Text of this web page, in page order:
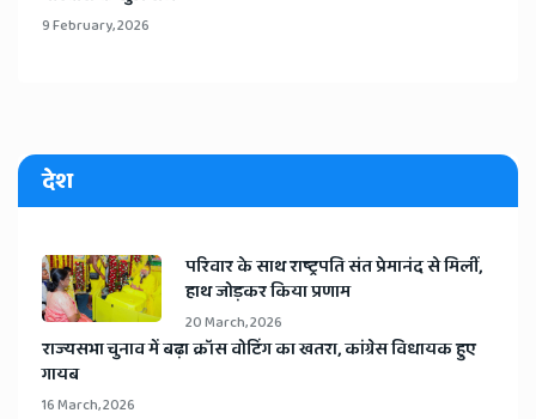
9 February, 2026
देश
​परिवार के साथ राष्ट्रपति संत प्रेमानंद से मिलीं,
हाथ जोड़कर किया प्रणाम
20 March, 2026
​राज्यसभा चुनाव में बढ़ा क्रॉस वोटिंग का खतरा, कांग्रेस विधायक हुए
गायब
16 March, 2026